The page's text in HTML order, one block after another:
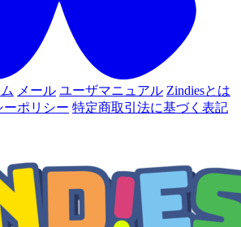
メール ユーザマニュアル Zindiesとは
ーポリシー 特定商取引法に基づく表記